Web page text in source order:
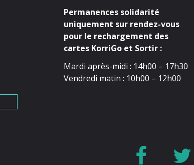
Permanences solidarité
uniquement sur rendez-vous
pour le rechargement des
cartes KorriGo et Sortir :
Mardi après-midi : 14h00 – 17h30
Vendredi matin : 10h00 – 12h00
Lien